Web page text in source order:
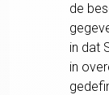
de
in dat
in